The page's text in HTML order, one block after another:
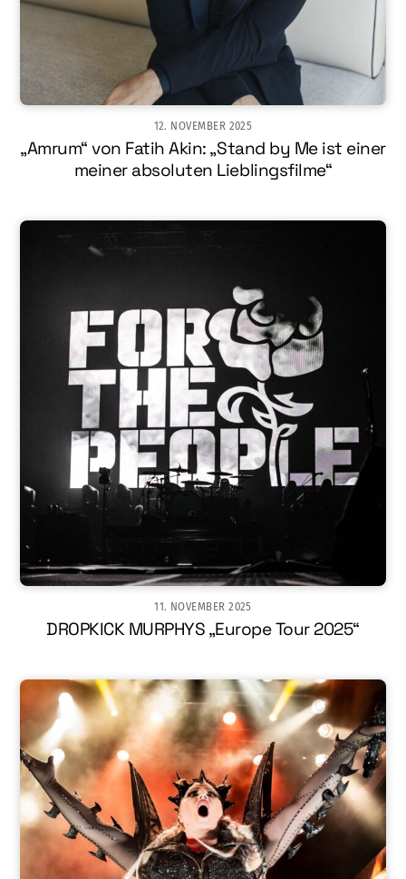
12. NOVEMBER 2025
„Amrum“ von Fatih Akin: „Stand by Me ist einer
meiner absoluten Lieblingsfilme“
11. NOVEMBER 2025
DROPKICK MURPHYS „Europe Tour 2025“